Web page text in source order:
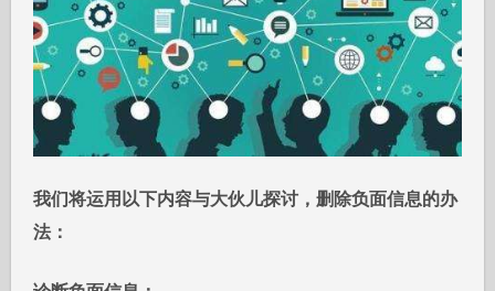
我们将运用以下内容与大伙儿探讨，删除负面信息的办
法：